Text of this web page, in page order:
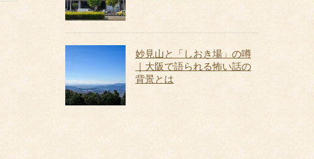
妙見山と「しおき場」の噂
｜大阪で語られる怖い話の
背景とは